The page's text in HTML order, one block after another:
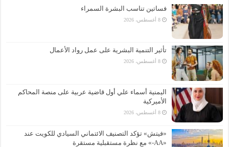
فساتين تناسب البشرة السمراء
8 أغسطس، 2026
تأثير التنمية البشرية على عمل رواد الأعمال
8 أغسطس، 2026
اليمنية أسماء علي أول قاضية عربية على منصة المحاكم
الأميركية
8 أغسطس، 2026
«فيتش» تؤكد التصنيف الائتماني السيادي للكويت عند
«AA-» مع نظرة مستقبلية مستقرة